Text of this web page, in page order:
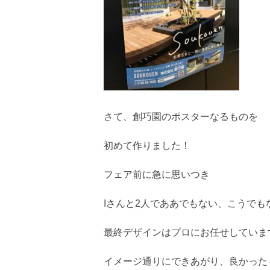
さて、創巧園のポスターなるものを
初めて作りました！
フェア前に急に思いつき
Iさんと2人でああでもない、こうでも
最終デザインはプロにお任せしていま
イメージ通りにできあがり、良かった